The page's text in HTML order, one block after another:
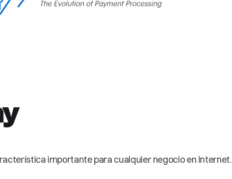
importante para cualquier negocio en Internet.